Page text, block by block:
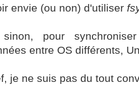
envie (ou non) d'utiliser
pour
entre OS différents,
je ne suis pas du tout